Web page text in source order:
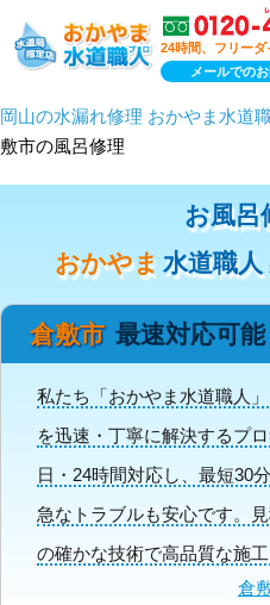
24時間、フリーダ
メールでの
岡山の水漏れ修理 おかやま水道
敷市の風呂修理
お風呂
おかやま 水道職人
倉敷市 最速対応可能
私たち「おかやま水道職人
を迅速・丁寧に解決するプ
日・24時間対応し、最短30
急なトラブルも安心です。
の確かな技術で高品質な施
倉